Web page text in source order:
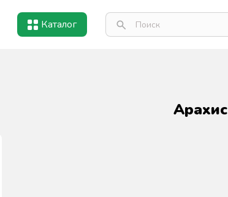
Каталог
Арахис